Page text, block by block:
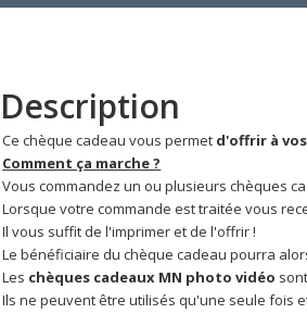
Description
Ce chèque cadeau vous permet d'offrir à
Comment ça marche ?
Vous commandez un ou plusieurs chèques
Lorsque votre commande est traitée vous
Il vous suffit de l'imprimer et de l'offrir !
Le bénéficiaire du chèque cadeau pourra
Les chèques cadeaux MN photo vidéo
Ils ne peuvent être utilisés qu'une seule fois